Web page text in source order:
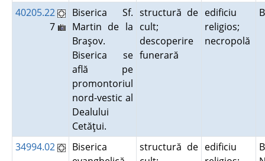
40205.22
7
Biserica Sf.
Martin de la
Braşov.
Biserica se
află pe
promontoriul
nord-vestic al
Dealului
Cetăţui.
structură de
cult;
descoperire
funerară
edificiu
religios;
necropolă
34994.02
Biserica
structură de edificiu